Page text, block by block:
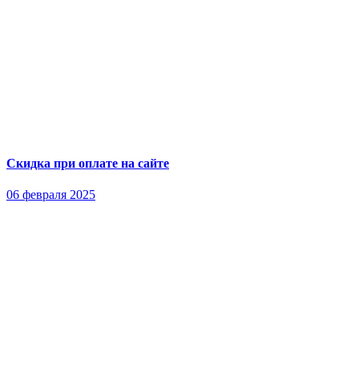
Скидка при оплате на сайте
06 февраля 2025